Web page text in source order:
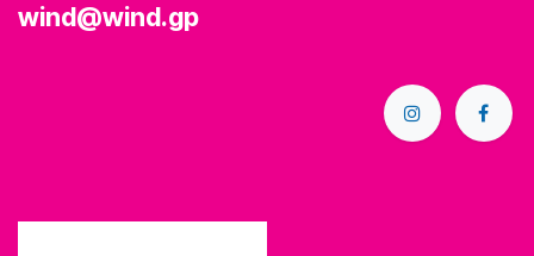
wind@wind.gp